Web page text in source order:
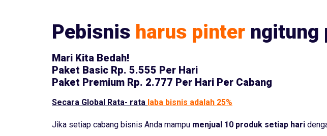
Pebisnis harus pinter ngitung
Mari Kita Bedah!
Paket Basic Rp. 5.555 Per Hari
Paket Premium Rp. 2.777 Per Hari Per Cabang
Secara Global Rata- rata laba bisnis adalah 25%
Jika setiap cabang bisnis Anda mampu menjual 10 produk setiap hari